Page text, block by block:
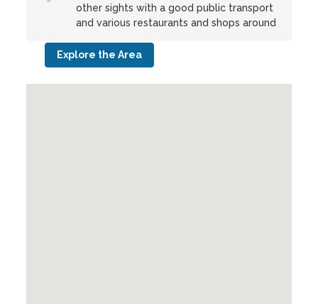
other sights with a good public transport
and various restaurants and shops around
Explore the Area